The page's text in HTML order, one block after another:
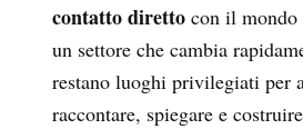
contatto diretto con il mondo
un settore che cambia
restano luoghi privilegiati per
raccontare, spiegare e